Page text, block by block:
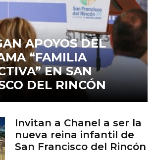
APOYOS DEL
“FAMILIA
EN SAN
DEL RINCÓN
Invitan a Chanel a ser la
nueva reina infantil de
San Francisco del Rincón